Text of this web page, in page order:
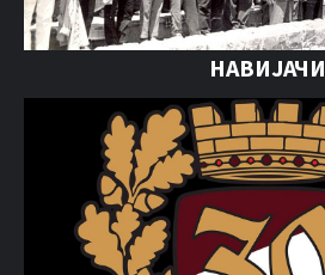
НАВИЈАЧИ